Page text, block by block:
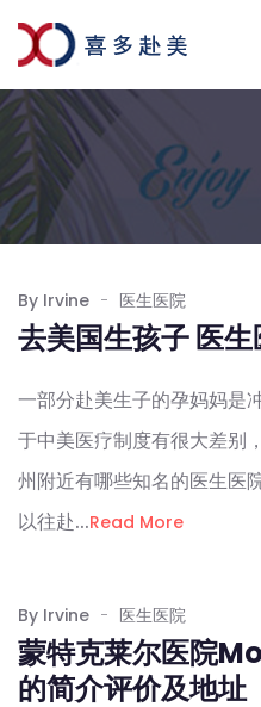
By Irvine 医生医院
去美国生孩子 医
一部分赴美生子的孕妈妈是
于中美医疗制度有很大差别
州附近有哪些知名的医生医
以往赴...Read More
By Irvine 医生医院
蒙特克莱尔医院
的简介评价及地址